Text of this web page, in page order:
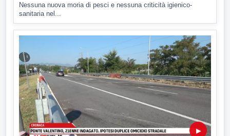
Nessuna nuova moria di pesci e nessuna criticità igienico-
sanitaria nel...
▶